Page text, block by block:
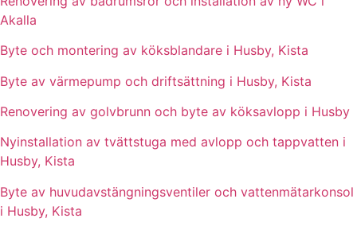
Akalla
Byte och montering av köksblandare i Husby, Kista
Byte av värmepump och driftsättning i Husby, Kista
Renovering av golvbrunn och byte av köksavlopp i Husby
Nyinstallation av tvättstuga med avlopp och tappvatten i
Husby, Kista
Byte av huvudavstängningsventiler och vattenmätarkonsol
i Husby, Kista